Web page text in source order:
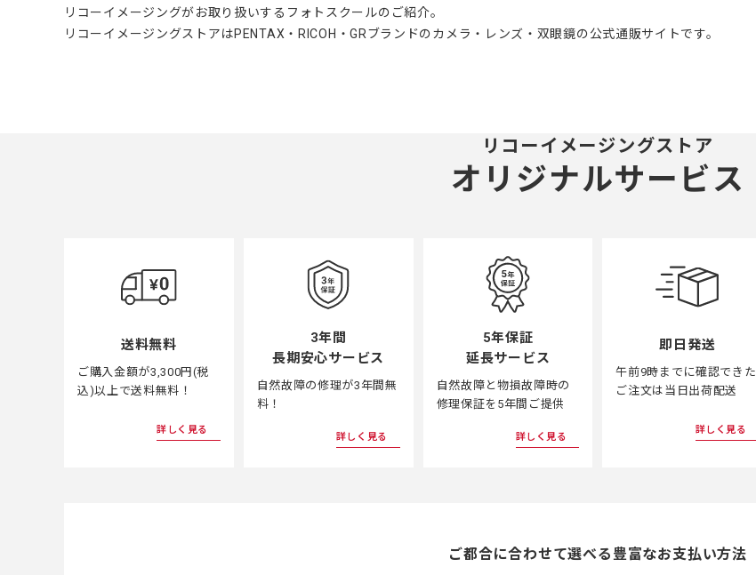
リコーイメージングがお取り扱いするフォトスクールのご紹介。
リコーイメージングストアはPENTAX・RICOH・GRブランドのカメラ・レンズ・双眼鏡の公式通販サイトです。
リコーイメージングストア
オリジナルサービス
送料無料
ご購入金額が3,300円(税
込)以上で送料無料！
詳しく見る
3年間
長期安心サービス
自然故障の修理が3年間無
料！
詳しく見る
5年保証
延長サービス
自然故障と物損故障時の
修理保証を5年間ご提供
詳しく見る
即日発送
午前9時までに確認できた
ご注文は当日出荷配送
詳しく見る
ご都合に合わせて選べる 豊富なお支払い方法